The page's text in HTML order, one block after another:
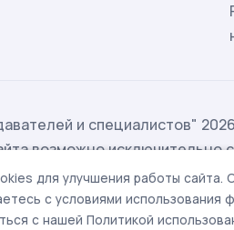
и специалистов" 2026
возможно исключительно
для улучшения работы сайта.
с условиями использования
с нашей Политикой